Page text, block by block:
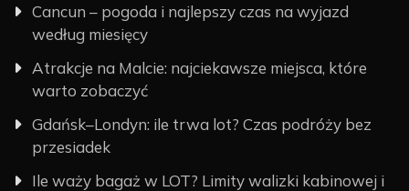
Cancun – pogoda i najlepszy czas na wyjazd
według miesięcy
Atrakcje na Malcie: najciekawsze miejsca, które
warto zobaczyć
Gdańsk–Londyn: ile trwa lot? Czas podróży bez
przesiadek
Ile waży bagaż w LOT? Limity walizki kabinowej i